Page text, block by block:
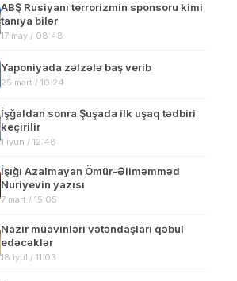
ABŞ Rusiyanı terrorizmin sponsoru kimi
tanıya bilər
17 may / 08:48
Yaponiyada zəlzələ baş verib
25 mart / 10:24
İşğaldan sonra Şuşada ilk uşaq tədbiri
keçirilir
1 iyun / 12:48
İşığı Azalmayan Ömür-Əliməmməd
Nuriyevin yazısı
7 mart / 15:05
Nazir müavinləri vətəndaşları qəbul
edəcəklər
18 iyul / 11:03